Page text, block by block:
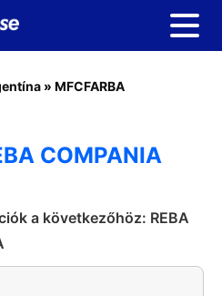
» MFCFARBA
COMPANIA
a következőhöz: REBA